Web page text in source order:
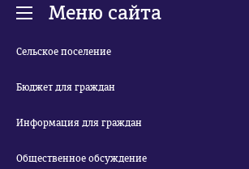
Меню сайта
Сельское поселение
Бюджет для граждан
Информация для граждан
Общественное обсуждение